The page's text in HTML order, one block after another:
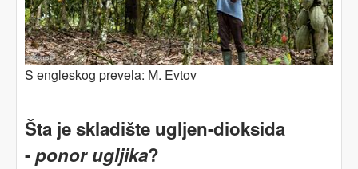
S engleskog prevela: M. Evtov
Šta je skladište ugljen-dioksida
-ponor ugljika?